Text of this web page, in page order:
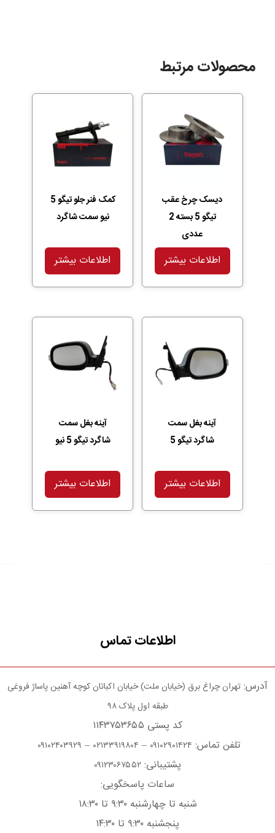
محصولات مرتبط
دیسک چرخ عقب
تیگو 5 بسته 2
عددی
اطلاعات بیشتر
کمک فنر جلو تیگو 5
نیو سمت شاگرد
اطلاعات بیشتر
آینه بغل سمت
شاگرد تیگو 5
اطلاعات بیشتر
آینه بغل سمت
شاگرد تیگو 5 نیو
اطلاعات بیشتر
اطلاعات تماس
آدرس: تهران چراغ برق (خیابان ملت) خیابان اکباتان کوچه آهنین پاساژ فروغی
طبقه اول پلاک ۹۸
کد پستی ۱۱۴۳۷۵۳۶۵۵
تلفن تماس: ۰۹۱۰۲۹۰۱۴۲۴ – ۰۲۱۳۳۹۱۹۸۰۴ – ۰۹۱۰۲۴۰۳۹۲۹
پشتیبانی: ۰۹۱۲۳۰۶۷۵۵۲
ساعات پاسخگویی:
شنبه تا چهارشنبه ۹:۳۰ تا ۱۸:۳۰
پنجشنبه ۹:۳۰ تا ۱۴:۳۰